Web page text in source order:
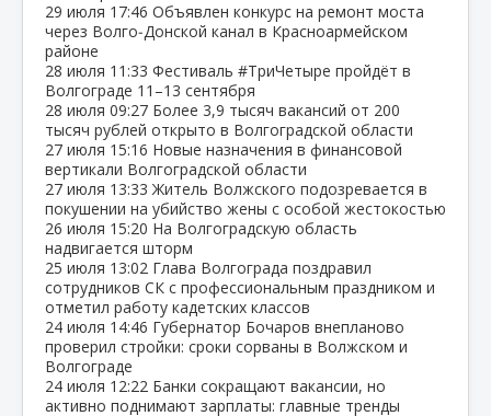
29 июля 17:46 Объявлен конкурс на ремонт моста
через Волго‑Донской канал в Красноармейском
районе
28 июля 11:33 Фестиваль #ТриЧетыре пройдёт в
Волгограде 11–13 сентября
28 июля 09:27 Более 3,9 тысяч вакансий от 200
тысяч рублей открыто в Волгоградской области
27 июля 15:16 Новые назначения в финансовой
вертикали Волгоградской области
27 июля 13:33 Житель Волжского подозревается в
покушении на убийство жены с особой жестокостью
26 июля 15:20 На Волгоградскую область
надвигается шторм
25 июля 13:02 Глава Волгограда поздравил
сотрудников СК с профессиональным праздником и
отметил работу кадетских классов
24 июля 14:46 Губернатор Бочаров внепланово
проверил стройки: сроки сорваны в Волжском и
Волгограде
24 июля 12:22 Банки сокращают вакансии, но
активно поднимают зарплаты: главные тренды